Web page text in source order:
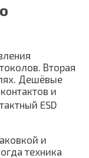
Вторая
Дешёвые
и
ESD
и
техника